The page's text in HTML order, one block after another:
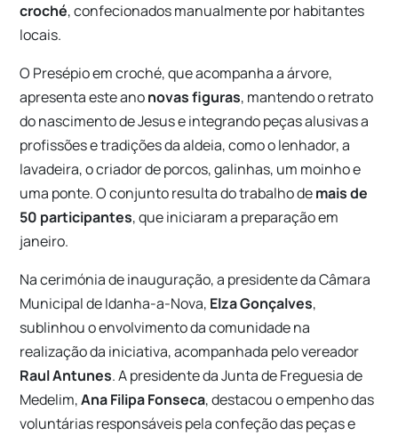
croché, confecionados manualmente por habitantes
locais.
O Presépio em croché, que acompanha a árvore,
apresenta este anonovas figuras, mantendo o retrato
do nascimento de Jesus e integrando peças alusivas a
profissões e tradições da aldeia, como o lenhador, a
lavadeira, o criador de porcos, galinhas, um moinho e
uma ponte. O conjunto resulta do trabalho demais de
50 participantes, que iniciaram a preparação em
janeiro.
Na cerimónia de inauguração, a presidente da Câmara
Municipal de Idanha-a-Nova, Elza Gonçalves,
sublinhou o envolvimento da comunidade na
realização da iniciativa, acompanhada pelo vereador
Raul Antunes. A presidente da Junta de Freguesia de
Medelim,Ana Filipa Fonseca, destacou o empenho das
voluntárias responsáveis pela confeção das peças e